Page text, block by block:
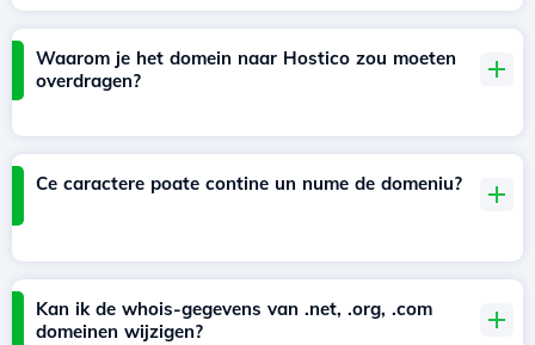
Waarom je het domein naar Hostico zou moeten
overdragen?
Ce caractere poate contine un nume de domeniu?
Kan ik de whois-gegevens van .net, .org, .com
domeinen wijzigen?